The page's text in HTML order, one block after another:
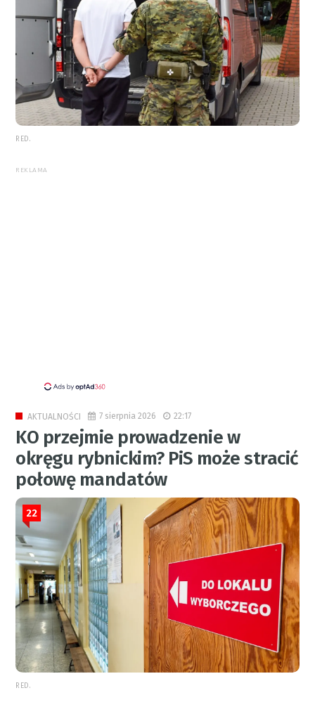
RED.
REKLAMA
AKTUALNOŚCI 7 sierpnia 2026 22:17
KO przejmie prowadzenie w
okręgu rybnickim? PiS może stracić
połowę mandatów
22
RED.